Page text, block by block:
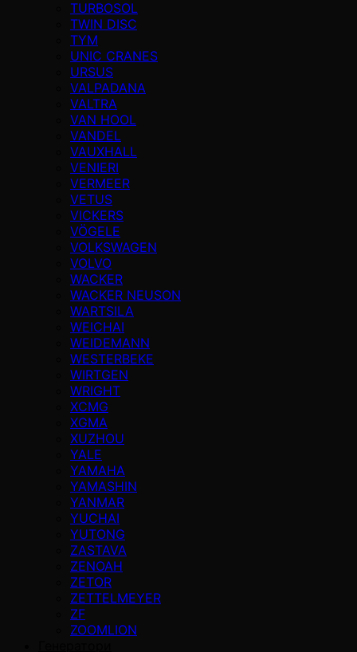
TURBOSOL
TWIN DISC
TYM
UNIC CRANES
URSUS
VALPADANA
VALTRA
VAN HOOL
VANDEL
VAUXHALL
VENIERI
VERMEER
VETUS
VICKERS
VÖGELE
VOLKSWAGEN
VOLVO
WACKER
WACKER NEUSON
WARTSILA
WEICHAI
WEIDEMANN
WESTERBEKE
WIRTGEN
WRIGHT
XCMG
XGMA
XUZHOU
YALE
YAMAHA
YAMASHIN
YANMAR
YUCHAI
YUTONG
ZASTAVA
ZENOAH
ZETOR
ZETTELMEYER
ZF
ZOOMLION